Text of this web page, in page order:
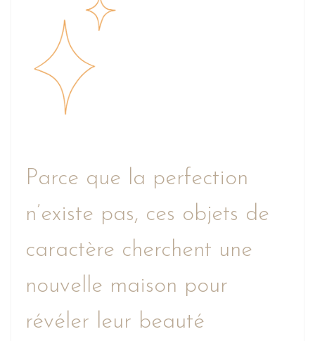
Parce que la perfection
n’existe pas, ces objets de
caractère cherchent une
nouvelle maison pour
révéler leur beauté